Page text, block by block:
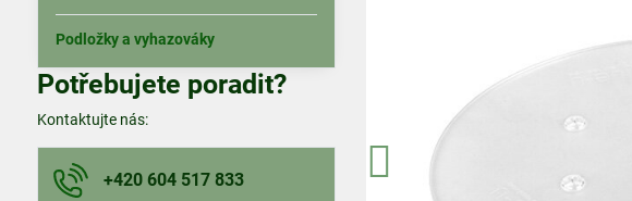
Podložky a vyhazováky
Potřebujete poradit?
Kontaktujte nás:
+420 604 517 833